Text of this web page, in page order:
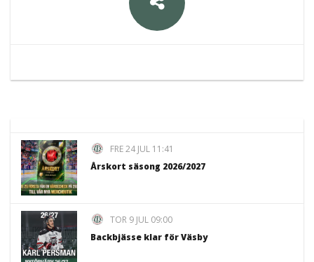
FRE 24 JUL 11:41
Årskort säsong 2026/2027
TOR 9 JUL 09:00
Backbjässe klar för Väsby